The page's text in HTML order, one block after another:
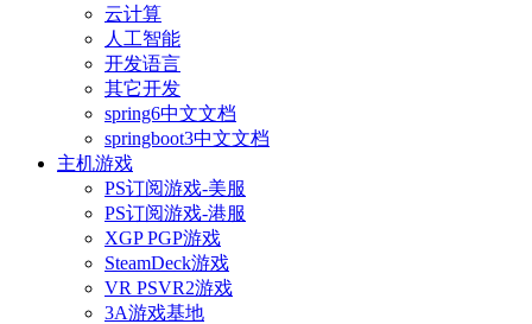
云计算
人工智能
开发语言
其它开发
spring6中文文档
springboot3中文文档
主机游戏
PS订阅游戏-美服
PS订阅游戏-港服
XGP PGP游戏
SteamDeck游戏
VR PSVR2游戏
3A游戏基地